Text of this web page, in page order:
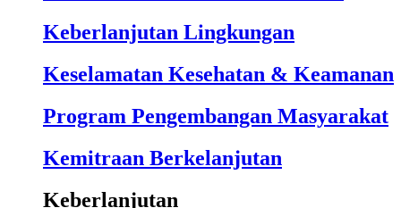
Keberlanjutan Lingkungan
Keselamatan Kesehatan & Keamanan
Program Pengembangan Masyarakat
Kemitraan Berkelanjutan
Keberlanjutan